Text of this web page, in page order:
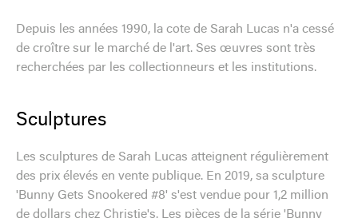
Depuis les années 1990, la cote de Sarah Lucas n'a cessé
de croître sur le marché de l'art. Ses œuvres sont très
recherchées par les collectionneurs et les institutions.
Sculptures
Les sculptures de Sarah Lucas atteignent régulièrement
des prix élevés en vente publique. En 2019, sa sculpture
'Bunny Gets Snookered #8' s'est vendue pour 1,2 million
de dollars chez Christie's. Les pièces de la série 'Bunny